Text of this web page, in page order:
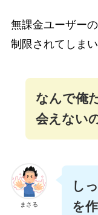
無課金ユーザー
制限されてしま
なんで俺
会えない
まさる
し
を